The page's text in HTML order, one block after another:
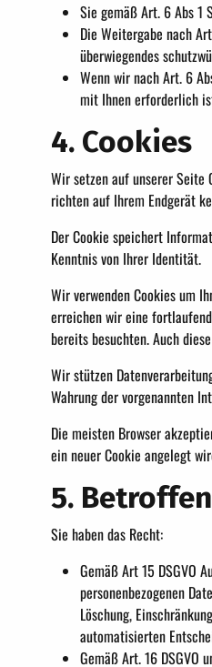
Sie gemäß Art. 6 Abs 1
Die Weitergabe nach
überwiegendes
Wenn wir nach Art. 6
mit Ihnen erforderlich
4. Cookies
Wir setzen auf unserer Seite
richten auf Ihrem Endgerät
Der Cookie speichert
Kenntnis von Ihrer Identität.
Wir verwenden Cookies um
erreichen wir eine
bereits besuchten. Auch
Wir stützen
Wahrung der vorgenannten
Die meisten Browser
ein neuer Cookie angelegt
5.
Sie haben das Recht:
Gemäß Art 15 DSGVO
personenbezogenen
Löschung,
automatisierten
Gemäß Art. 16 DSGVO